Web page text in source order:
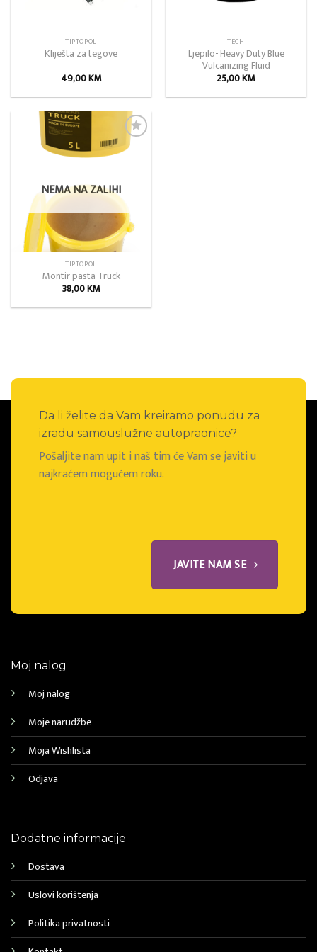
TIPTOPOL
Kliješta za tegove
49,00KM
TECH
Ljepilo- Heavy Duty Blue
Vulcanizing Fluid
25,00KM
Add to
wishlist
NEMA NA ZALIHI
TIPTOPOL
Montir pasta Truck
38,00KM
Da li želite da Vam kreiramo ponudu za
izradu samouslužne autopraonice?
Pošaljite nam upit i naš tim će Vam se javiti u
najkraćem mogućem roku.
JAVITE NAM SE
Moj nalog
Moj nalog
Moje narudžbe
Moja Wishlista
Odjava
Dodatne informacije
Dostava
Uslovi korištenja
Politika privatnosti